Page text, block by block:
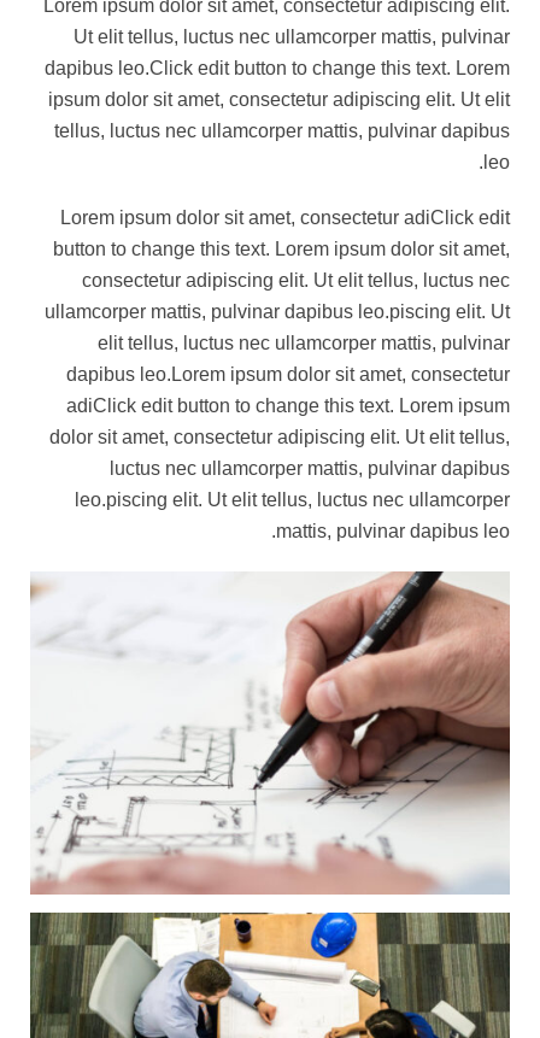
Lorem ipsum dolor sit amet, consectetur adipiscing elit.
Ut elit tellus, luctus nec ullamcorper mattis, pulvinar
dapibus leo.Click edit button to change this text. Lorem
ipsum dolor sit amet, consectetur adipiscing elit. Ut elit
tellus, luctus nec ullamcorper mattis, pulvinar dapibus
leo.
Lorem ipsum dolor sit amet, consectetur adiClick edit
button to change this text. Lorem ipsum dolor sit amet,
consectetur adipiscing elit. Ut elit tellus, luctus nec
ullamcorper mattis, pulvinar dapibus leo.piscing elit. Ut
elit tellus, luctus nec ullamcorper mattis, pulvinar
dapibus leo.Lorem ipsum dolor sit amet, consectetur
adiClick edit button to change this text. Lorem ipsum
dolor sit amet, consectetur adipiscing elit. Ut elit tellus,
luctus nec ullamcorper mattis, pulvinar dapibus
leo.piscing elit. Ut elit tellus, luctus nec ullamcorper
mattis, pulvinar dapibus leo.